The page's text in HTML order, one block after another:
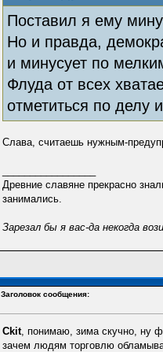
Поставил я ему
Но и правда,
и минусует по
Флуда от всех
отметиться по делу
Слава, считаешь нужным-
Древние славяне прекрасно
занимались.
Зарезал бы я вас-да некогда
Заголовок сообщения:
Ckit, понимаю, зима скучно, ну
зачем людям торговлю